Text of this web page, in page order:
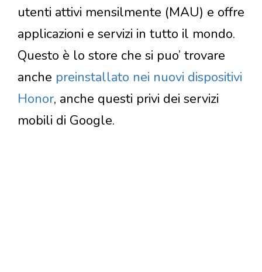
utenti attivi mensilmente (MAU) e offre
applicazioni e servizi in tutto il mondo.
Questo è lo store che si puo’ trovare
anche preinstallato nei nuovi dispositivi
Honor, anche questi privi dei servizi
mobili di Google.